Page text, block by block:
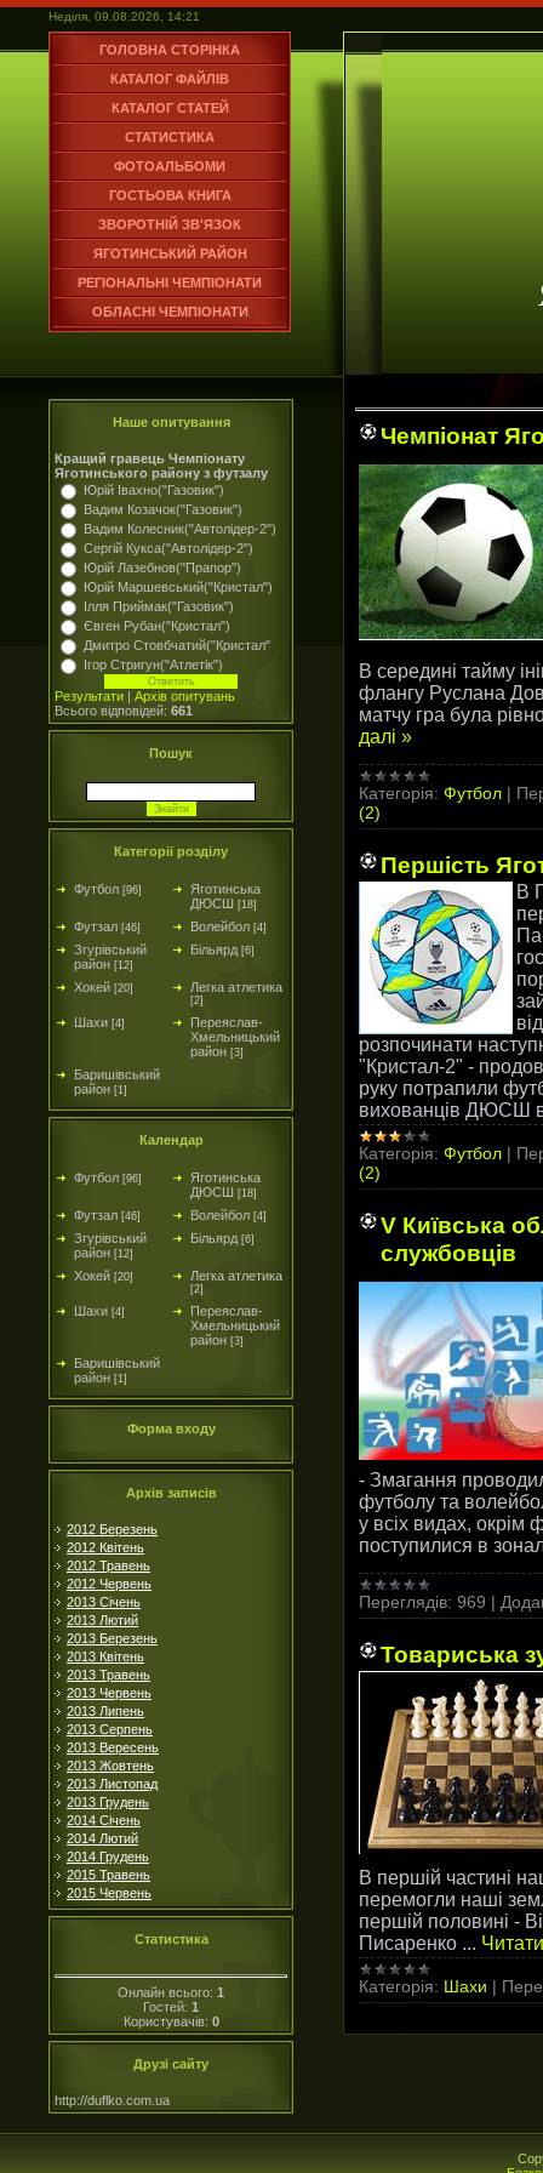
Неділя, 09.08.2026, 14:21
ГОЛОВНА СТОРІНКА
КАТАЛОГ ФАЙЛІВ
КАТАЛОГ СТАТЕЙ
СТАТИСТИКА
ФОТОАЛЬБОМИ
ГОСТЬОВА КНИГА
ЗВОРОТНІЙ ЗВ'ЯЗОК
ЯГОТИНСЬКИЙ РАЙОН
РЕГІОНАЛЬНІ ЧЕМПІОНАТИ
ОБЛАСНІ ЧЕМПІОНАТИ
Наше опитування
Кращий гравець Чемпіонату
Яготинського району з футзалу
Юрій Івахно("Газовик")
Вадим Козачок("Газовик")
Вадим Колесник("Автолідер-2")
Сергій Кукса("Автолідер-2")
Юрій Лазебнов("Прапор")
Юрій Маршевський("Кристал")
Ілля Приймак("Газовик")
Євген Рубан("Кристал")
Дмитро Стовбчатий("Кристал"
Ігор Стригун("Атлетік")
Результати | Архів опитувань
Всього відповідей: 661
Пошук
Категорії розділу
Футбол [96]
Яготинська
ДЮСШ [18]
Футзал [46] Волейбол [4]
Згурівський
район [12]
Більярд [6]
Хокей [20] Легка атлетика
[2]
Шахи [4]
Переяслав-
Хмельницький
район [3]
Баришівський
район [1]
Календар
Футбол [96]
Яготинська
ДЮСШ [18]
Футзал [46] Волейбол [4]
Згурівський
район [12]
Більярд [6]
Хокей [20] Легка атлетика
[2]
Шахи [4]
Переяслав-
Хмельницький
район [3]
Баришівський
район [1]
Форма входу
Архів записів
2012 Березень
2012 Квітень
2012 Травень
2012 Червень
2013 Січень
2013 Лютий
2013 Березень
2013 Квітень
2013 Травень
2013 Червень
2013 Липень
2013 Серпень
2013 Вересень
2013 Жовтень
2013 Листопад
2013 Грудень
2014 Січень
2014 Лютий
2014 Грудень
2015 Травень
2015 Червень
Статистика
Онлайн всього: 1
Гостей: 1
Користувачів: 0
Друзі сайту
http://duflko.com.ua
Чемпіонат
В середині тайму
флангу Руслана
матчу гра була
далі »
Категорія: Футбол |
(2)
Першість
В
розпочинати
"Кристал-2" -
руку потрапили
вихованців ДЮСШ
Категорія: Футбол |
(2)
V Київська
службовців
- Змагання
футболу та
у всіх видах, окрім
поступилися в
Переглядів: 969 |
Товариська
В першій частині
перемогли наші
першій половині -
Писаренко ...
Категорія: Шахи |